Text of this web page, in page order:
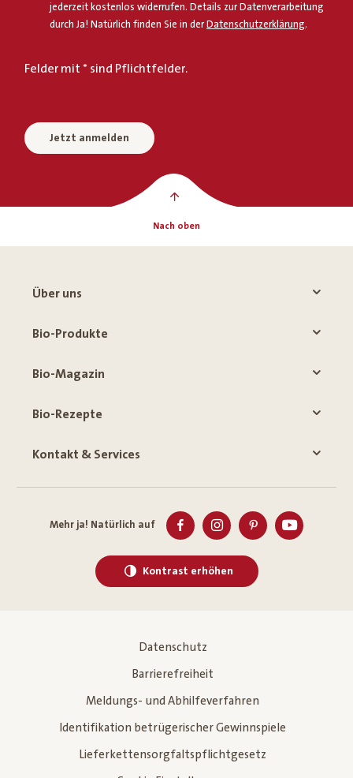
jederzeit kostenlos widerrufen. Details zur Datenverarbeitung
durch Ja! Natürlich finden Sie in derDatenschutzerklärung.
Felder mit * sind Pflichtfelder.
Jetzt anmelden
Nach oben
Über uns
Bio-Produkte
Bio-Magazin
Bio-Rezepte
Kontakt & Services
Mehr ja! Natürlich auf
Kontrast erhöhen
Datenschutz
Barrierefreiheit
Meldungs- und Abhilfeverfahren
Identifikation betrügerischer Gewinnspiele
Lieferkettensorgfaltspflichtgesetz